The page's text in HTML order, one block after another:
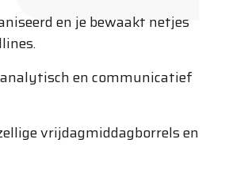
en je bewaakt netjes
en communicatief
vrijdagmiddagborrels en